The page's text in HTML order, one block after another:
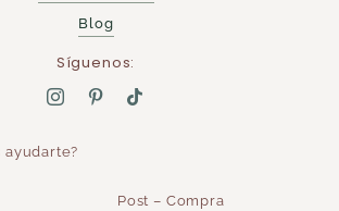
Blog
Síguenos:
ayudarte?
Post – Compra